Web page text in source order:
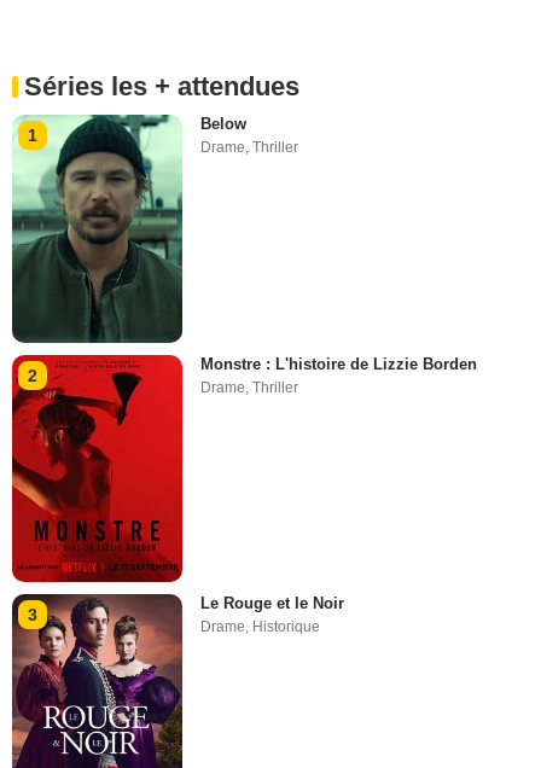
Séries les + attendues
1
Below
Drame,Thriller
2
Monstre : L'histoire de Lizzie Borden
Drame ,Thriller
3
Le Rouge et le Noir
Drame, Historique